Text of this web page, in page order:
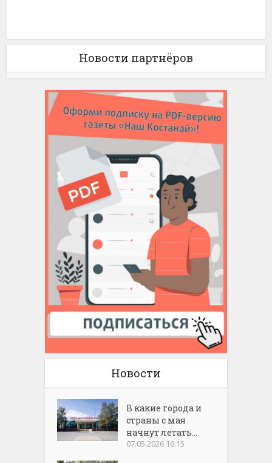
Новости партнёров
Новости
В какие города и
страны с мая
начнут летать...
07.05.2026 16:15